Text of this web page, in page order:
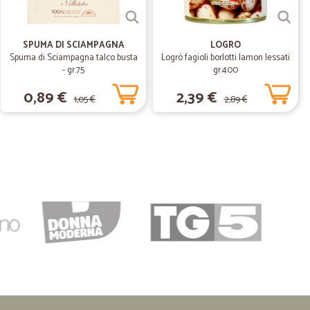
07/10/2019
sono le caratteristiche che contraddistinguono una
22/03/2019
SPUMA DI SCIAMPAGNA
Spuma di Sciampagna talco busta
- gr.75
0,89 € 1,05 €
LOGRO
Logrò fagioli borlotti lamon lessati
gr.400
2,39 € 2,89 €